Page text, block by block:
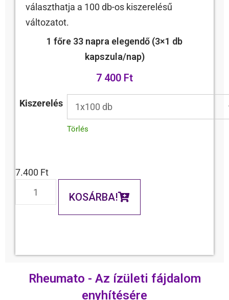
választhatja a 100 db-os kiszerelésű
változatot.
1 főre 33 napra elegendő (3×1 db
kapszula/nap)
7 400 Ft
Kiszerelés
Törlés
7.400 Ft
KOSÁRBA!
Rheumato - Az ízületi fájdalom
enyhítésére